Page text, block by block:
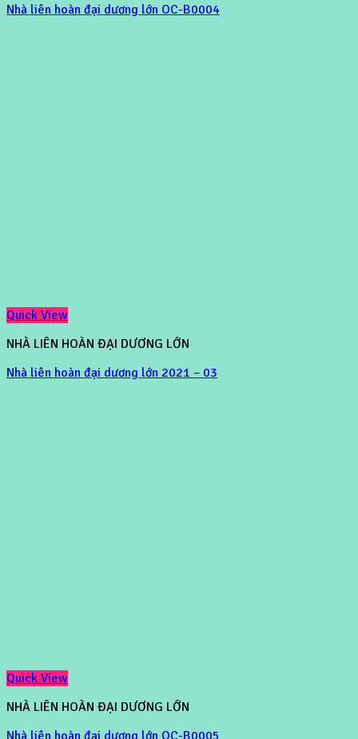
Nhà liên hoàn đại dương lớn OC-B0004
Quick View
NHÀ LIÊN HOÀN ĐẠI DƯƠNG LỚN
Nhà liên hoàn đại dương lớn 2021 – 03
Quick View
NHÀ LIÊN HOÀN ĐẠI DƯƠNG LỚN
Nhà liên hoàn đại dương lớn OC-B0005